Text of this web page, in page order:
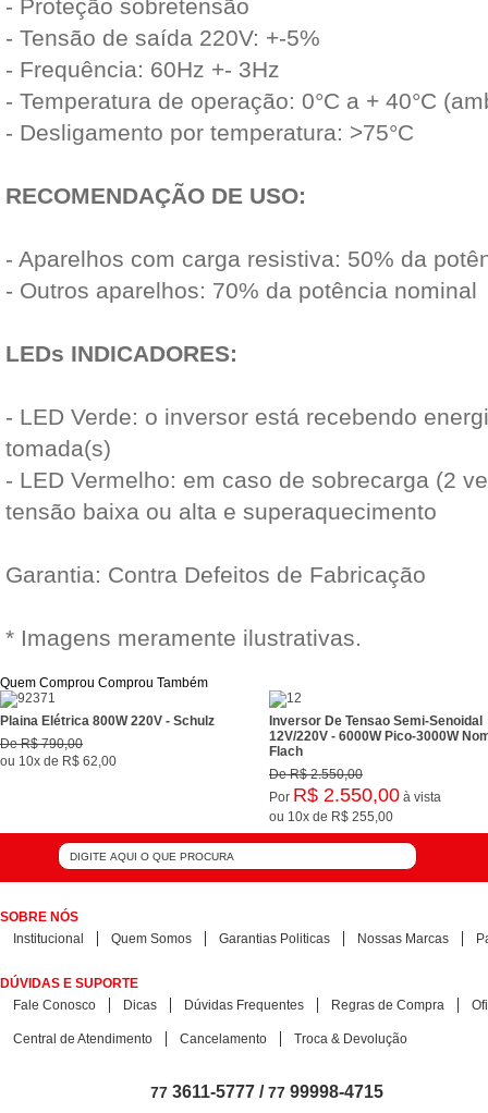
- Proteção sobretensão
- Tensão de saída 220V: +-5%
- Frequência: 60Hz +- 3Hz
- Temperatura de operação: 0°C a + 40°C
- Desligamento por temperatura: >75°C
RECOMENDAÇÃO DE USO:
- Aparelhos com carga resistiva: 50% da
- Outros aparelhos: 70% da potência nominal
LEDs INDICADORES:
- LED Verde: o inversor está recebendo
tomada(s)
- LED Vermelho: em caso de sobrecarga (2
tensão baixa ou alta e superaquecimento
Garantia: Contra Defeitos de Fabricação
* Imagens meramente ilustrativas.
Quem Comprou Comprou Também
Plaina Elétrica 800W 220V - Schulz
DeR$ 790,00
ou 10x de R$ 62,00
Inversor De Tensao Semi-Senoidal
12V/220V - 6000W Pico-3000W
Flach
DeR$ 2.550,00
Por R$ 2.550,00 à vista
ou 10x de R$ 255,00
SOBRE NÓS
Institucional
Quem Somos Garantias Politicas Nossas Marcas
DÚVIDAS E SUPORTE
Fale Conosco
Dicas Dúvidas Frequentes Regras de Compra
Central de Atendimento Cancelamento Troca & Devolução
77 3611-5777 /77 99998-4715